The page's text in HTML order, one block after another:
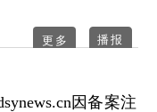
更多
因备案注